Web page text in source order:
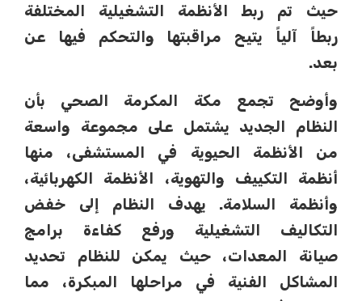
حيث تم ربط الأنظمة التشغيلية المختلفة
ربطاً آلياً يتيح مراقبتها والتحكم فيها عن
بعد.
وأوضح تجمع مكة المكرمة الصحي بأن
النظام الجديد يشتمل على مجموعة واسعة
من الأنظمة الحيوية في المستشفى، منها
أنظمة التكييف والتهوية، الأنظمة الكهربائية،
وأنظمة السلامة. يهدف النظام إلى خفض
التكاليف التشغيلية ورفع كفاءة برامج
صيانة المعدات، حيث يمكن للنظام تحديد
المشاكل الفنية في مراحلها المبكرة، مما